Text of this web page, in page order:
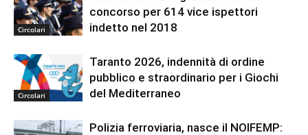
Circolari
concorso per 614 vice ispettori
indetto nel 2018
Circolari
Taranto 2026, indennità di ordine
pubblico e straordinario per i Giochi
del Mediterraneo
Polizia ferroviaria, nasce il NOIFEMP: